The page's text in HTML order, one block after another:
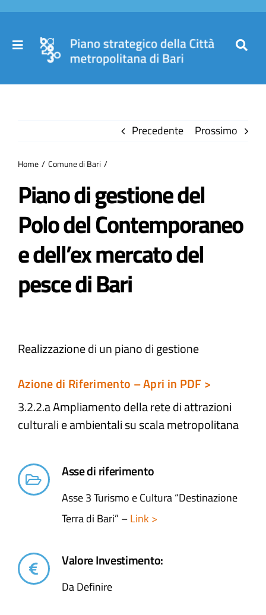
Salta
contenuto
Toggle
Partecipa
Comuni
Atti e Docunenti
Precedente Prossimo
Home Comune di Bari
Piano di gestione del
Polo del Contemporaneo
e dell’ex mercato del
pesce di Bari
Realizzazione di un piano di gestione
Azione di Riferimento – Apri in PDF >
3.2.2.a Ampliamento della rete di attrazioni
culturali e ambientali​ su scala metropolitana
Asse di riferimento
Asse 3 Turismo e Cultura “Destinazione
Terra di Bari” –Link >
Valore Investimento:
Da Definire